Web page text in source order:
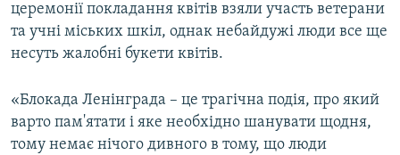
церемонії покладання квітів взяли участь ветерани
та учні міських шкіл, однак небайдужі люди все ще
несуть жалобні букети квітів.
«Блокада Ленінграда – це трагічна подія, про який
варто пам'ятати і яке необхідно шанувати щодня,
тому немає нічого дивного в тому, що люди